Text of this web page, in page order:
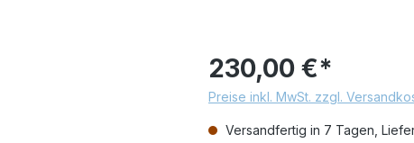
230,00 €*
Preise inkl. MwSt. zzgl.
Versandfertig in 7 Tagen,